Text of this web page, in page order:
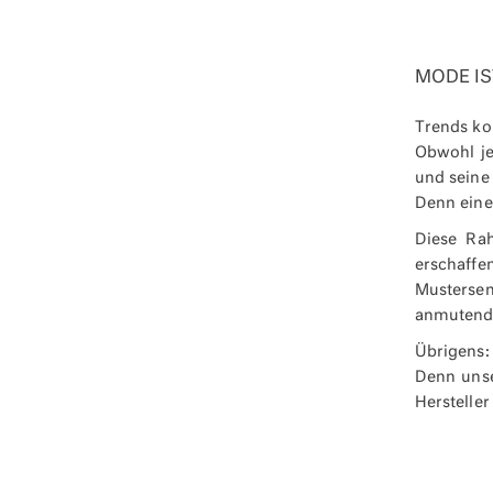
MODE
Trends
Obwohl
und
Denn
Diese
Denn